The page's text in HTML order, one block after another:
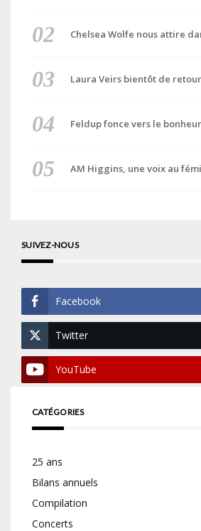
Chelsea Wolfe nous attire
Laura Veirs bientôt de retour
Feldup fonce vers le bonheur
AM Higgins, une voix au
SUIVEZ-NOUS
Facebook
Twitter
YouTube
CATÉGORIES
25 ans
Bilans annuels
Compilation
Concerts